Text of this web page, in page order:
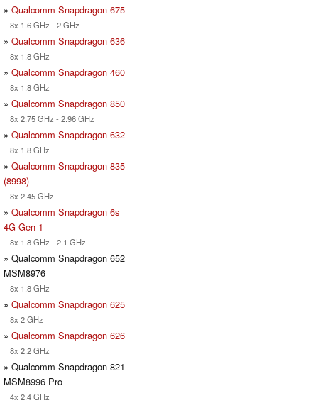
» Qualcomm Snapdragon 675
8x 1.6 GHz - 2 GHz
» Qualcomm Snapdragon 636
8x 1.8 GHz
» Qualcomm Snapdragon 460
8x 1.8 GHz
» Qualcomm Snapdragon 850
8x 2.75 GHz - 2.96 GHz
» Qualcomm Snapdragon 632
8x 1.8 GHz
» Qualcomm Snapdragon 835
(8998)
8x 2.45 GHz
» Qualcomm Snapdragon 6s
4G Gen 1
8x 1.8 GHz - 2.1 GHz
» Qualcomm Snapdragon 652
MSM8976
8x 1.8 GHz
» Qualcomm Snapdragon 625
8x 2 GHz
» Qualcomm Snapdragon 626
8x 2.2 GHz
» Qualcomm Snapdragon 821
MSM8996 Pro
4x 2.4 GHz